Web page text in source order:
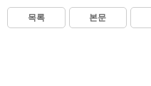
목록 본문